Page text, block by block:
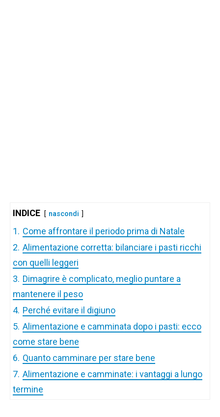
INDICE nascondi
1. Come affrontare il periodo prima di Natale
2. Alimentazione corretta: bilanciare i pasti ricchi
con quelli leggeri
3. Dimagrire è complicato, meglio puntare a
mantenere il peso
4. Perché evitare il digiuno
5. Alimentazione e camminata dopo i pasti: ecco
come stare bene
6. Quanto camminare per stare bene
7. Alimentazione e camminate: i vantaggi a lungo
termine